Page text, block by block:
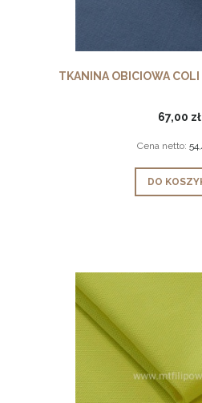
TKANINA OBICIOWA
67,00 zł
Cena netto:
DO